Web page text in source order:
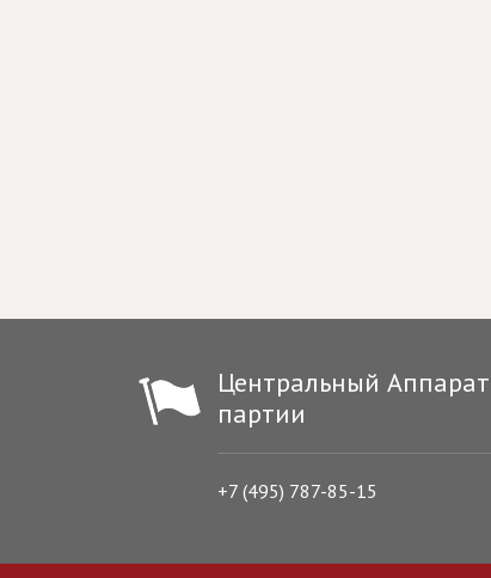
Центральный Аппарат
партии
+7 (495) 787-85-15